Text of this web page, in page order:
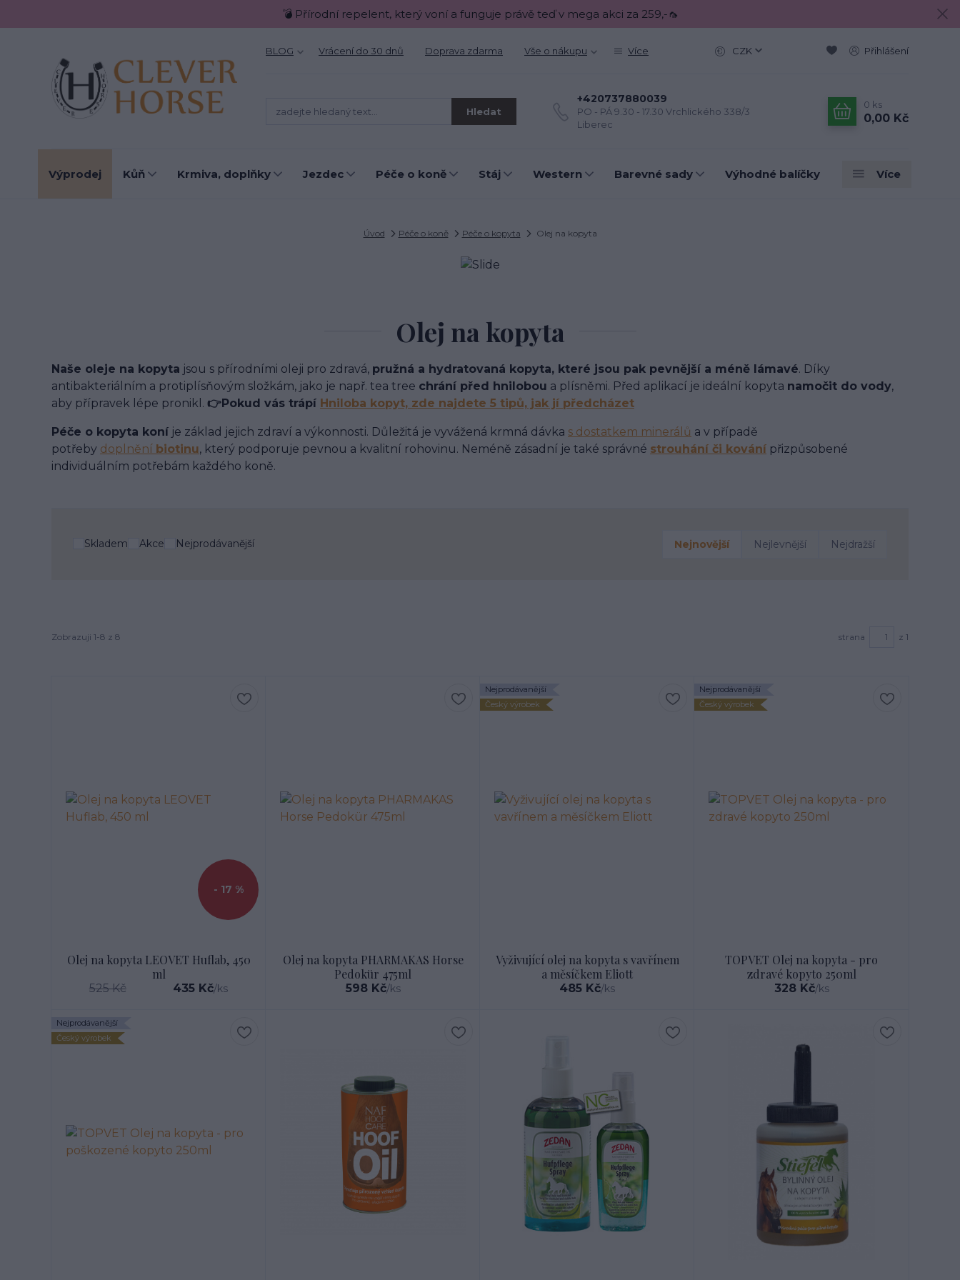
💣 Přírodní repelent, který voní a funguje právě teď v mega akci za 259,-🦟
BLOG Vrácení do 30 dnů Doprava zdarma Vše o nákupu Více CZK Přihlášení
Hledat
+420737880039
PO - PÁ 9.30 - 17.30 Vrchlického 338/3
Liberec
0 ks
0,00 Kč
Výprodej Kůň Krmiva, doplňky Jezdec Péče o koně Stáj Western Barevné sady Výhodné balíčky Více
Úvod Péče o koně Péče o kopyta Olej na kopyta
Olej na kopyta
Naše oleje na kopyta jsou s přírodními oleji pro zdravá, pružná a hydratovaná kopyta, které jsou pak pevnější a méně lámavé. Díky
antibakteriálním a protiplísňovým složkám, jako je např. tea tree chrání před hnilobou a plísněmi. Před aplikací je ideální kopyta namočit do vody,
aby přípravek lépe pronikl. 👉Pokud vás trápí Hniloba kopyt, zde najdete 5 tipů, jak jí předcházet
Péče o kopyta koní je základ jejich zdraví a výkonnosti. Důležitá je vyvážená krmná dávka s dostatkem minerálů a v případě
potřeby doplnění biotinu, který podporuje pevnou a kvalitní rohovinu. Neméně zásadní je také správné strouhání či kování přizpůsobené
individuálním potřebám každého koně.
Skladem Akce Nejprodávanější Nejnovější Nejlevnější Nejdražší
Zobrazuji 1-8 z 8 strana z 1
- 17 %
Olej na kopyta LEOVET Huflab, 450
ml
525 Kč 435 Kč/ks
Olej na kopyta PHARMAKAS Horse
Pedokür 475ml
598 Kč/ks
Nejprodávanější
Český výrobek
Vyživující olej na kopyta s vavřínem
a měsíčkem Eliott
485 Kč/ks
Nejprodávanější
Český výrobek
TOPVET Olej na kopyta - pro
zdravé kopyto 250ml
328 Kč/ks
Nejprodávanější
Český výrobek